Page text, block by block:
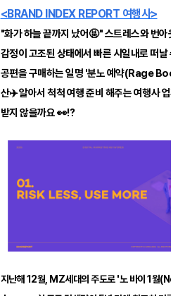
<BRAND INDEX REPORT 여행사>
"화가 하늘 끝까지 났어🤬" 스트레스와 번아웃
감정이 고조된 상태에서 빠른 시일내로 떠날 수
공편을 구매하는 일명 '분노 예약(Rage
산✈️ 알아서 척척 여행 준비 해주는 여행사 업계
받지 않을까요 👀⁉️
지난해 12월, MZ세대의 주도로 '노 바이 1월(No